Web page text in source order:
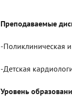
Преподаваемые
-Поликлиническая
-Детская
Уровень